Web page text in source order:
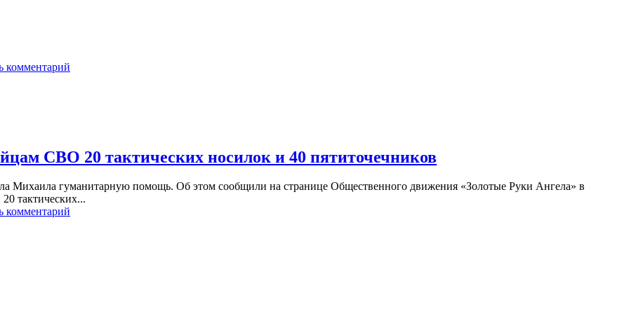
комментарий
СВО 20 тактических носилок и 40 пятиточечников
Михаила гуманитарную помощь. Об этом сообщили на странице Общественного движения «Золотые Руки Ангела» в
тактических...
комментарий